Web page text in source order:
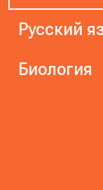
Русский
Биология